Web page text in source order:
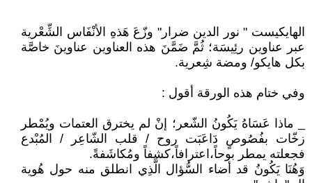
الهايكيست " نور الدين ضرار" وزّعَ هَذهِ الأنْفَاس الشِّعْرية
عبر عناوين رئِيسَة؛ ثُمَّ ضَمَّنَ هذه العناوين عناوينَ خاصَّة
بكل هايكو/ ومضة شِعرية.
وفي ختام هذه الورقة أقول :
_ ماذا عَسَاهُ يَكُونُ الشّعر؛ إنْ لم يخترق العتمات ويُمْطر
زخّات بفُصُوصٍ دَاعَبَت روح / قلب الشّاعِر / المُبْدع
فجعلته يمطر بوحاً،اعترافاً،كشفاً ومُكاشَفةً.
وَهُنَا يَكُونُ قد أضاء السُّؤال الَّذِي انطلق منه حول هُوية